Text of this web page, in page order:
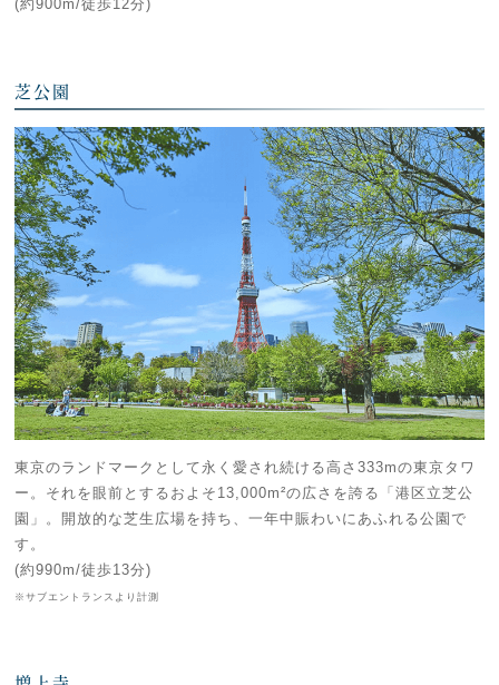
(約900m/徒歩12分)
芝公園
東京のランドマークとして永く愛され続ける高さ333mの東京タワ
ー。それを眼前とするおよそ13,000m²の広さを誇る「港区立芝公
園」。開放的な芝生広場を持ち、一年中賑わいにあふれる公園で
す。
(約990m/徒歩13分)
※サブエントランスより計測